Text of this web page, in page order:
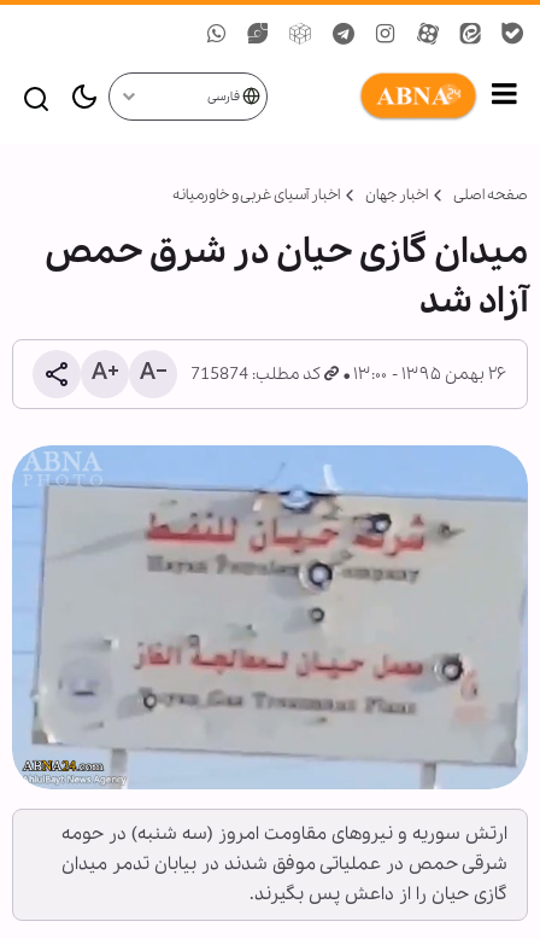
فارسی
صفحه اصلی اخبار جهان اخبار آسیای غربی و خاورمیانه
میدان گازی حیان در شرق حمص
آزاد شد
۲۶ بهمن ۱۳۹۵ - ۱۳:۰۰ کد مطلب: 715874
ارتش سوریه و نیروهای مقاومت امروز (سه شنبه) در حومه
شرقی حمص در عملیاتی موفق شدند در بیابان تدمر میدان
گازی حیان را از داعش پس بگیرند.